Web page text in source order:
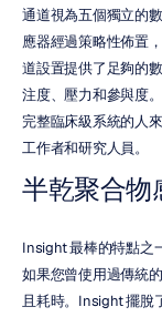
通道視為五個獨立的
應器經過策略性佈置
道設置提供了足夠的
注度、壓力和參與度
完整臨床級系統的人
工作者和研究人員。
半乾聚合物
Insight 最棒的特點之
如果您曾使用過傳統
且耗時。Insight 擺脫